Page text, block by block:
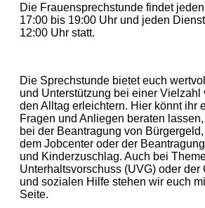
Die Frauensprechstunde findet
17:00 bis 19:00 Uhr und jeden
12:00 Uhr statt.
Die Sprechstunde bietet euch
und Unterstützung bei einer Vielzahl
den Alltag erleichtern. Hier könnt ihr
Fragen und Anliegen beraten
bei der Beantragung von
dem Jobcenter oder der
und Kinderzuschlag. Auch bei
Unterhaltsvorschuss (UVG) oder der
und sozialen Hilfe stehen wir euch
Seite.